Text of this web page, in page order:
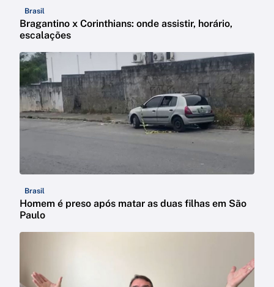
Brasil
Bragantino x Corinthians: onde assistir, horário,
escalações
Brasil
Homem é preso após matar as duas filhas em São
Paulo